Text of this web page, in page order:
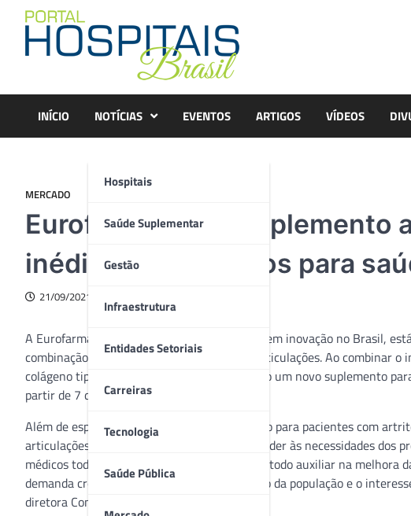
content
INÍCIO NOTÍCIAS
Hospitais
Saúde Suplementar
Gestão
Infraestrutura
Entidades Setoriais
Carreiras
Tecnologia
Saúde Pública
EVENTOS ARTIGOS VÍDEOS
MERCADO
Eurofarma lança suplemento
inédita de colágenos para
21/09/2021
A Eurofarma, farmacêutica que mais investe em inovação no Brasil,
combinação de colágenos para a saúde das articulações. Ao combinar
colágeno tipo II, a inovação se apresenta como um novo suplemento
partir de 7 dias de uso2.
Além de esportistas, o produto é recomendado para pacientes com
articulações. “Estamos sempre buscando atender às necessidades dos
médicos todos os meses, e a busca por um método auxiliar na melhora
demanda crescente diante do envelhecimento da população e o
diretora Comercial da Eurofarma.